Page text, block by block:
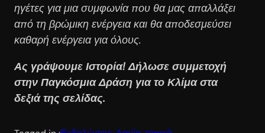
ηγέτες για μια συμφωνία που θα μας απαλλάξει
από τη βρώμικη ενέργεια και θα αποδεσμεύσει
καθαρή ενέργεια για όλους.
Ας γράψουμε Ιστορία! Δήλωσε συμμετοχή
στην Παγκόσμια Δράση για το Κλίμα στα
δεξιά της σελίδας.